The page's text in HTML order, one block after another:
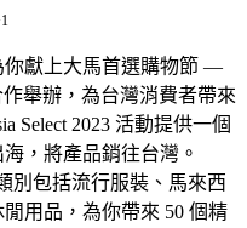
你獻上大馬首選購物節 —
作舉辦，為台灣消費者帶來
Select 2023 活動提供一個
，將產品銷往台灣。
別包括流行服裝、馬來西
用品，為你帶來 50 個精